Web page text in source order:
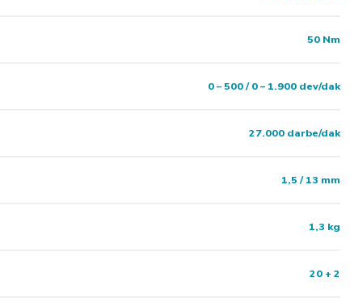
50 Nm
0 – 500 / 0 – 1.900 dev/dak
27.000 darbe/dak
1,5 / 13 mm
1,3 kg
20 + 2